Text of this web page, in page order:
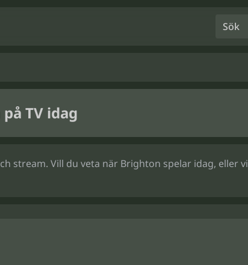
TV idag
Vill du veta när Brighton spelar idag, eller